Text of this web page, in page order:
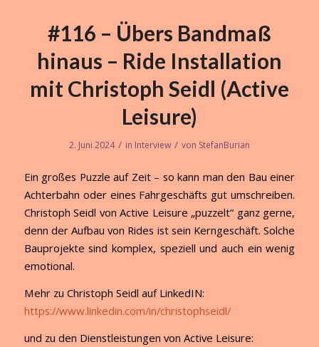
#116 – Übers Bandmaß
hinaus – Ride Installation
mit Christoph Seidl (Active
Leisure)
2. Juni 2024 / in Interview / von StefanBurian
Ein großes Puzzle auf Zeit – so kann man den Bau einer
Achterbahn oder eines Fahrgeschäfts gut umschreiben.
Christoph Seidl von Active Leisure „puzzelt“ ganz gerne,
denn der Aufbau von Rides ist sein Kerngeschäft. Solche
Bauprojekte sind komplex, speziell und auch ein wenig
emotional.
Mehr zu Christoph Seidl auf LinkedIN:
https://www.linkedin.com/in/christophseidl/
und zu den Dienstleistungen von Active Leisure: